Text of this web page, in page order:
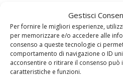
Gestisci
Per fornire le migliori esperienze,
per memorizzare e/o accedere alle
consenso a queste tecnologie ci
comportamento di navigazione o ID
acconsentire o ritirare il consenso può
caratteristiche e funzioni.
Pronto InterventoCaldaia
Casal Monastero
Sostituzione Caldaia Gas
Monastero